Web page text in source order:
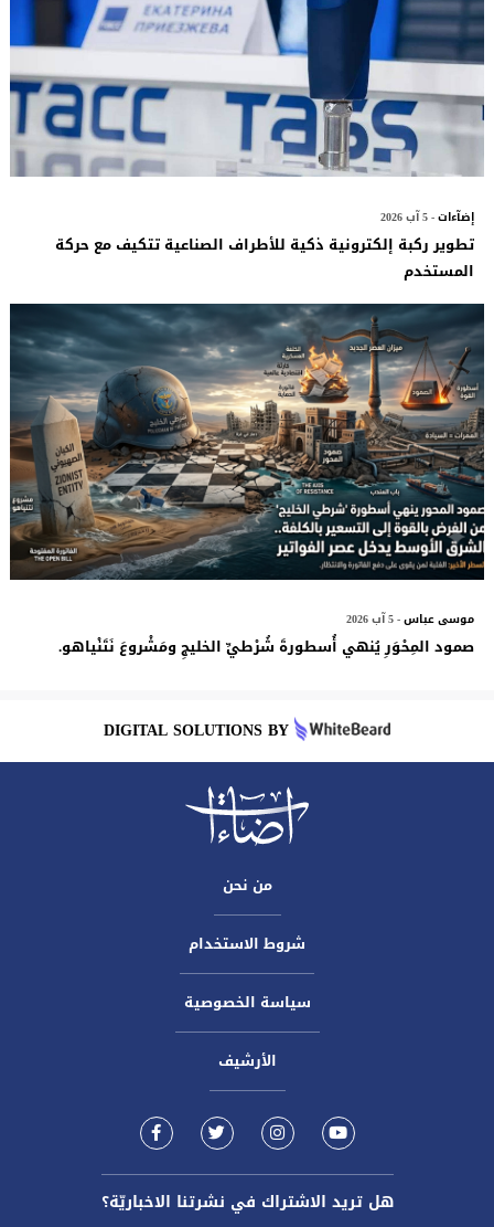
إضآءات- 5 آب 2026
تطوير ركبة إلكترونية ذكية للأطراف الصناعية تتكيف مع حركة
المستخدم
موسى عباس- 5 آب 2026
صمود المِحْوَرِ يُنهي أُسطورةَ شُرْطيِّ الخليجِ ومَشْروعَ نَتَنْياهو.
DIGITAL SOLUTIONS BY
من نحن
شروط الاستخدام
سياسة الخصوصية
الأرشيف
هل تريد الاشتراك في نشرتنا الاخباريّة؟